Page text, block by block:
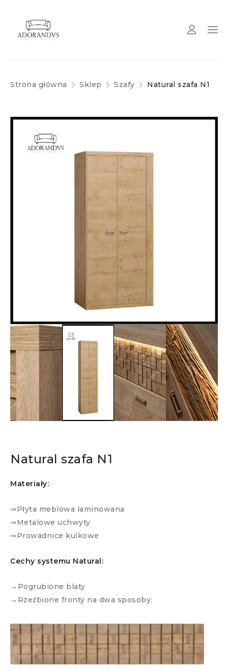
Strona główna Sklep Szafy Natural szafa N1
Natural szafa N1
Materiały:
⇒Płyta meblowa laminowana
⇒Metalowe uchwyty
⇒Prowadnice kulkowe
Cechy systemu Natural:
→Pogrubione blaty
→Rzeźbione fronty na dwa sposoby: